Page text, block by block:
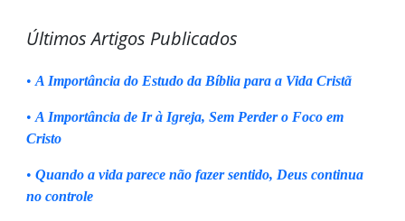
Últimos Artigos Publicados
• A Importância do Estudo da Bíblia para a Vida Cristã
• A Importância de Ir à Igreja, Sem Perder o Foco em
Cristo
• Quando a vida parece não fazer sentido, Deus continua
no controle